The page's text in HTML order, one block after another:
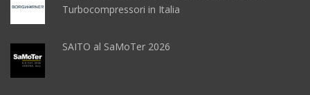
Turbocompressori in Italia
SAITO al SaMoTer 2026